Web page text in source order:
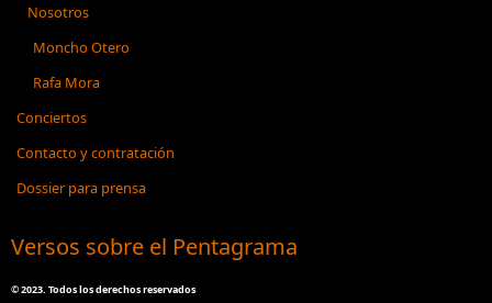
Nosotros
Moncho Otero
Rafa Mora
Conciertos
Contacto y contratación
Dossier para prensa
Versos sobre el Pentagrama
©2023. Todos los derechos reservados